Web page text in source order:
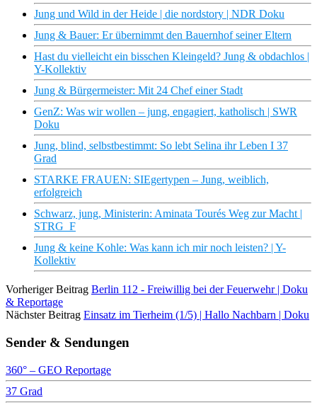
Jung und Wild in der Heide | die nordstory | NDR Doku
Jung & Bauer: Er übernimmt den Bauernhof seiner Eltern
Hast du vielleicht ein bisschen Kleingeld? Jung & obdachlos |
Y-Kollektiv
Jung & Bürgermeister: Mit 24 Chef einer Stadt
GenZ: Was wir wollen – jung, engagiert, katholisch | SWR
Doku
Jung, blind, selbstbestimmt: So lebt Selina ihr Leben I 37
Grad
STARKE FRAUEN: SIEgertypen – Jung, weiblich,
erfolgreich
Schwarz, jung, Ministerin: Aminata Tourés Weg zur Macht |
STRG_F
Jung & keine Kohle: Was kann ich mir noch leisten? | Y-
Kollektiv
Vorheriger Beitrag Berlin 112 - Freiwillig bei der Feuerwehr | Doku
& Reportage
Nächster Beitrag Einsatz im Tierheim (1/5) | Hallo Nachbarn | Doku
Sender & Sendungen
360° – GEO Reportage
37 Grad